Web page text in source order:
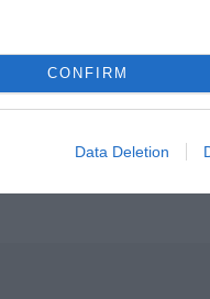
CONFIRM
Data Deletion